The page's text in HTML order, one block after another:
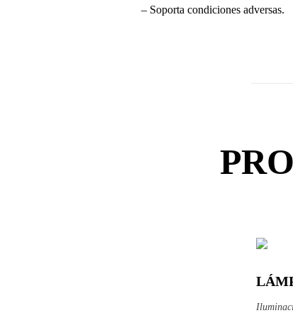
– Soporta condiciones adversas.